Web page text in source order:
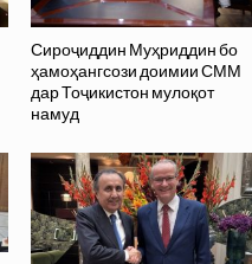
Сироҷиддин Муҳриддин бо
ҳамоҳангсози доимии СММ
дар Тоҷикистон мулоқот
намуд